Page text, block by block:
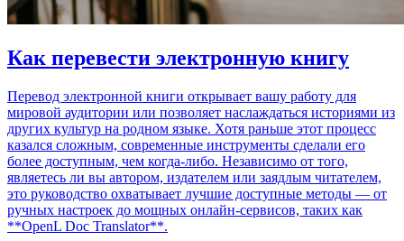
Как перевести электронную книгу
Перевод электронной книги открывает вашу работу для
мировой аудитории или позволяет наслаждаться историями из
других культур на родном языке. Хотя раньше этот процесс
казался сложным, современные инструменты сделали его
более доступным, чем когда-либо. Независимо от того,
являетесь ли вы автором, издателем или заядлым читателем,
это руководство охватывает лучшие доступные методы — от
ручных настроек до мощных онлайн-сервисов, таких как
**OpenL Doc Translator**.